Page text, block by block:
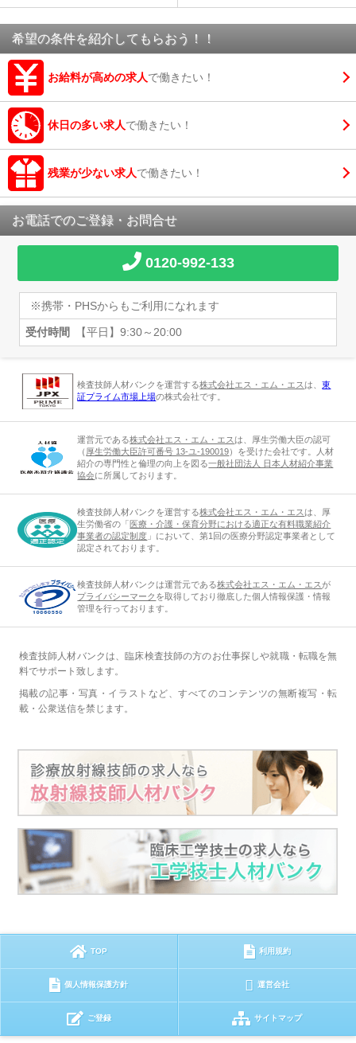
希望の条件を紹介してもらおう！！
お給料が高めの求人で働きたい！
休日の多い求人で働きたい！
残業が少ない求人で働きたい！
お電話でのご登録・お問合せ
0120-992-133
※携帯・PHSからもご利用になれます
受付時間 【平日】9:30～20:00
検査技師人材バンクを運営する株式会社エス・エム・エスは、東
証プライム市場上場の株式会社です。
運営元である株式会社エス・エム・エスは、厚生労働大臣の認可
（ 厚生労働大臣許可番号 13-ユ-190019）を受けた会社です。人材
紹介の専門性と倫理の向上を図る一般社団法人 日本人材紹介事業
協会に所属しております。
検査技師人材バンクを運営する株式会社エス・エム・エスは、厚
生労働省の「 医療・介護・保育分野における適正な有料職業紹介
事業者の認定制度 」において、第1回の医療分野認定事業者として
認定されております。
検査技師人材バンクは運営元である株式会社エス・エム・エスが
プライバシーマーク を取得しており徹底した個人情報保護・情報
管理を行っております。
検査技師人材バンクは、臨床検査技師の方のお仕事探しや就職・転職を無
料でサポート致します。
掲載の記事・写真・イラストなど、すべてのコンテンツの無断複写・転
載・公衆送信を禁じます。
TOP 利用規約
個人情報保護方針 運営会社
ご登録 サイトマップ